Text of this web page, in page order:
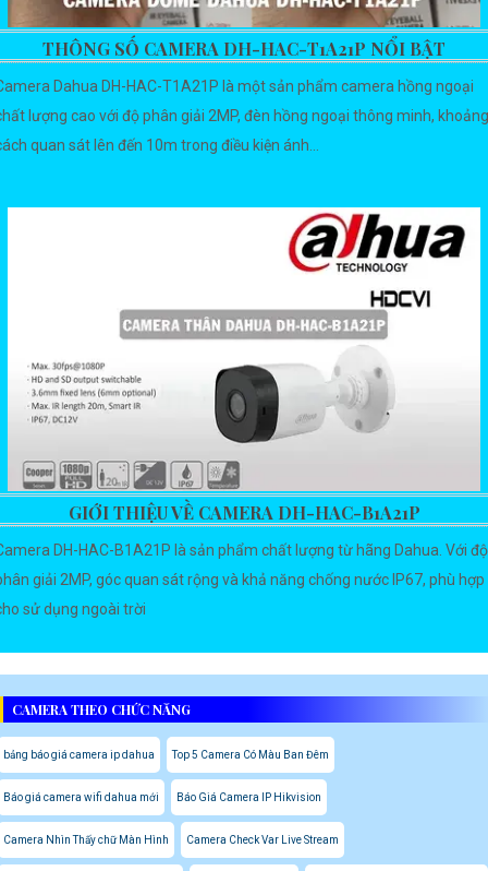
THÔNG SỐ CAMERA DH-HAC-T1A21P NỔI BẬT
Dahua DH-HAC-T1A21P là một sản phẩm camera hồng ngoại
lượng cao với độ phân giải 2MP, đèn hồng ngoại thông minh, khoảng
quan sát lên đến 10m trong điều kiện ánh...
GIỚI THIỆU VỀ CAMERA DH-HAC-B1A21P
DH-HAC-B1A21P là sản phẩm chất lượng từ hãng Dahua. Với độ
giải 2MP, góc quan sát rộng và khả năng chống nước IP67, phù hợp
sử dụng ngoài trời
CAMERA THEO CHỨC NĂNG
bảng báo giá camera ip dahua Top 5 Camera Có Màu Ban Đêm
Báo giá camera wifi dahua mới Báo Giá Camera IP Hikvision
Camera Nhìn Thấy chữ Màn Hình Camera Check Var Live Stream